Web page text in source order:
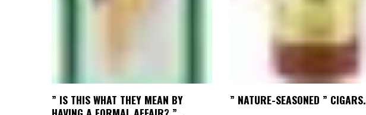
” IS THIS WHAT THEY MEAN BY
” NATURE-SEASONED ” CIGARS.